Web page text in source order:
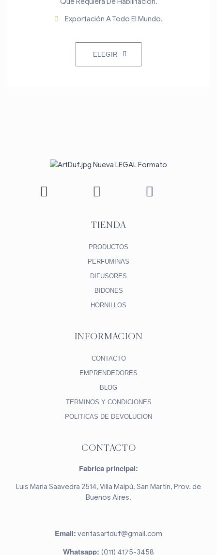
Exportación A Todo El Mundo.
ELEGIR
TIENDA
PRODUCTOS
PERFUMINAS
DIFUSORES
BIDONES
HORNILLOS
INFORMACION
CONTACTO
EMPRENDEDORES
BLOG
TERMINOS Y CONDICIONES
POLITICAS DE DEVOLUCION
CONTACTO
Fabrica principal:
Luis Maria Saavedra 2514, Villa Maipú, San Martín, Prov. de
Buenos Aires.
Email: ventasartduf@gmail.com
Whatsapp: (011) 4175-3458